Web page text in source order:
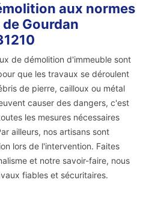
aux normes
Gourdan
de démolition d'immeuble sont
que les travaux se déroulent
de pierre, cailloux ou métal
causer des dangers, c'est
les mesures nécessaires
ailleurs, nos artisans sont
lors de l'intervention. Faites
et notre savoir-faire, nous
fiables et sécuritaires.